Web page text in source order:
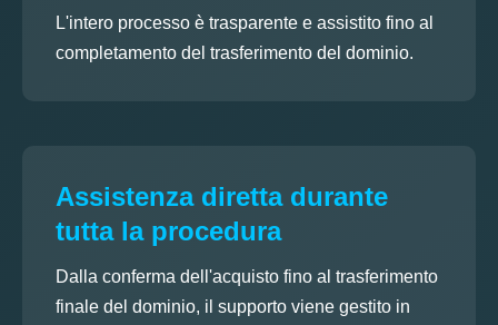
L'intero processo è trasparente e assistito fino al
completamento del trasferimento del dominio.
Assistenza diretta durante
tutta la procedura
Dalla conferma dell'acquisto fino al trasferimento
finale del dominio, il supporto viene gestito in